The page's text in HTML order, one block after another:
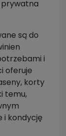
prywatna
są do
i
oferuje
korty
temu,
i kondycję